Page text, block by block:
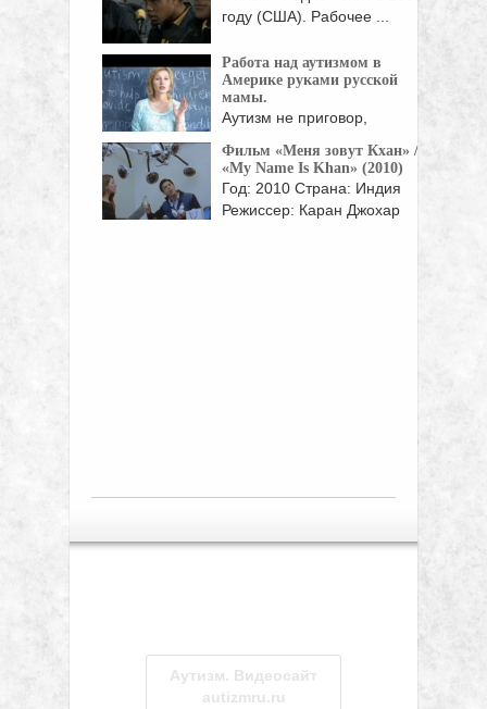
году (США). Рабочее ...
Работа над аутизмом в
Америке руками русской
мамы.
Аутизм не приговор,
...
Фильм «Меня зовут Кхан» /
«My Name Is Khan» (2010)
Год: 2010 Страна: Индия
Режиссер: Каран Джохар
Аутизм. Видеосайт
autizmru.ru